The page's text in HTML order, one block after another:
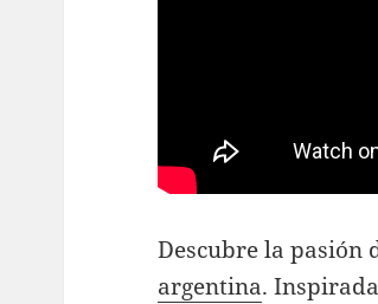
Descubre la pasión
argentina.